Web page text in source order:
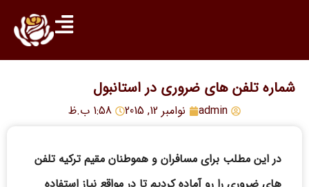
شماره تلفن های ضروری در استانبول
admin نوامبر 12, 2015 1:58 ب.ظ
در این مطلب برای مسافران و هموطنان مقیم ترکیه تلفن